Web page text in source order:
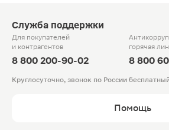
Служба поддержки
Для покупателей
и контрагентов
8 800 200-90-02
горячая
8 800
Круглосуточно, звонок по России
Помощь